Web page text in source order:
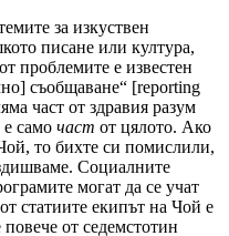
за изкуствен
писане или култура,
проблемите е известен
съобщаване“ [reporting
част от здравия разум
е само част от цялото. Ако
то бихте си помислили,
Социалните
могат да се учат
статиите екипът на Чой е
от седемстотин